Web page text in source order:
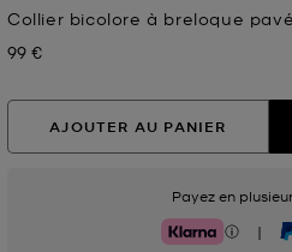
Collier bicolore à breloque
Prix actuel
99 €
AJOUTER AU PANIER
Payez en
Klarna |